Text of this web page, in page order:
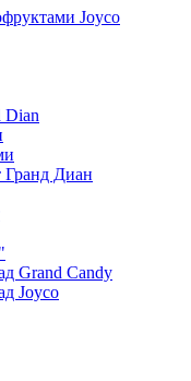
Joyco
Dian
Диан
Grand Candy
Joyco